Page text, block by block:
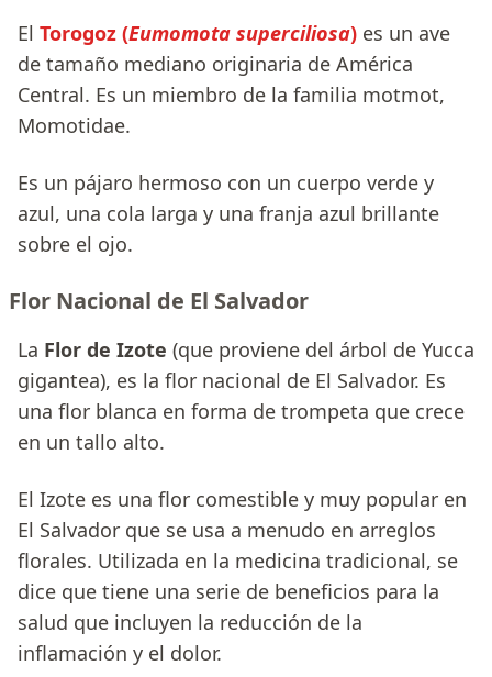
El Torogoz (Eumomota superciliosa) es un ave
de tamaño mediano originaria de América
Central. Es un miembro de la familia motmot,
Momotidae.
Es un pájaro hermoso con un cuerpo verde y
azul, una cola larga y una franja azul brillante
sobre el ojo.
Flor Nacional de El Salvador
La Flor de Izote (que proviene del árbol de Yucca
gigantea), es la flor nacional de El Salvador. Es
una flor blanca en forma de trompeta que crece
en un tallo alto.
El Izote es una flor comestible y muy popular en
El Salvador que se usa a menudo en arreglos
florales. Utilizada en la medicina tradicional, se
dice que tiene una serie de beneficios para la
salud que incluyen la reducción de la
inflamación y el dolor.